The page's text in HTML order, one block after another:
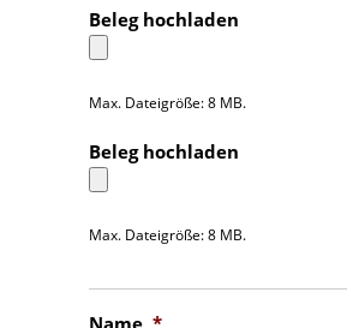
Beleg hochladen
Max. Dateigröße: 8 MB.
Beleg hochladen
Max. Dateigröße: 8 MB.